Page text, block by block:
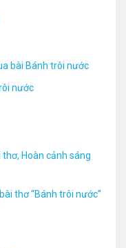
bài Bánh trôi nước
nước
Hoàn cảnh sáng
thơ “Bánh trôi nước”